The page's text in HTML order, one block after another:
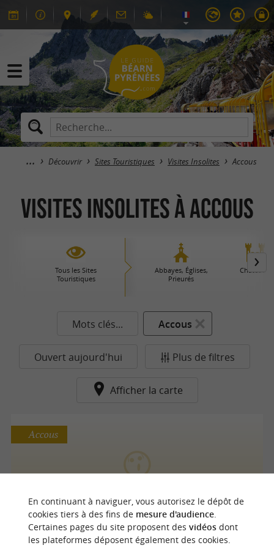
Découvrir Sites Touristiques Visites Insolites Accous
Visites Insolites à Accous
Tous les Sites
Touristiques
Abbayes, Églises,
Prieurés
Châteaux
Mots clés... Accous
Ouvert aujourd'hui Plus de filtres
Afficher la carte
Accous
En continuant à naviguer, vous autorisez le dépôt de
cookies tiers à des fins de mesure d'audience.
Certaines pages du site proposent des vidéosdont
les plateformes déposent également des cookies.